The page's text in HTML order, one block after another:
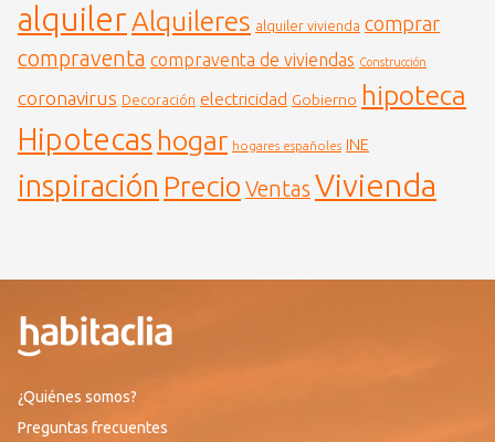
alquilerAlquileres alquiler vivienda comprar
compraventa compraventa de viviendas Construcción
coronavirus Decoración electricidad Gobierno hipoteca
Hipotecas hogar hogares españoles INE
inspiración Precio Ventas Vivienda
¿Quiénes somos?
Preguntas frecuentes